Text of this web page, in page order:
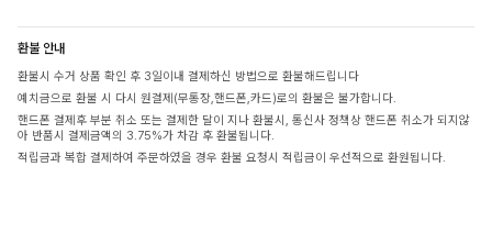
환불 안내
환불시 수거 상품 확인 후 3일이내 결제하신 방법으로 환불해드립니다
예치금으로 환불 시 다시 원결제(무통장,핸드폰,카드)로의 환불은 불가합니다.
핸드폰 결제후 부분 취소 또는 결제한 달이 지나 환불시, 통신사 정책상 핸드폰 취소가 되지않
아 반품시 결제금액의 3.75%가 차감 후 환불됩니다.
적립금과 복합 결제하여 주문하였을 경우 환불 요청시 적립금이 우선적으로 환원됩니다.